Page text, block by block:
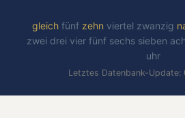
gleich fünf zehn viertel zwanzig
zwei drei vier fünf sechs sieben
uhr
Letztes Datenbank-Update: